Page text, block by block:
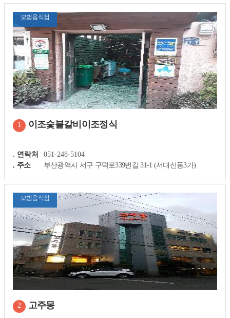
모범음식점
1 이조숯불갈비이조정식
연락처
051-248-5104
주소
부산광역시 서구 구덕로339번길 31-1 (서대신동3가)
모범음식점
2 고주몽